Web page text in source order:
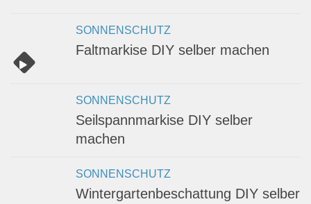
SONNENSCHUTZ
Faltmarkise DIY selber machen
SONNENSCHUTZ
Seilspannmarkise DIY selber
machen
SONNENSCHUTZ
Wintergartenbeschattung DIY selber